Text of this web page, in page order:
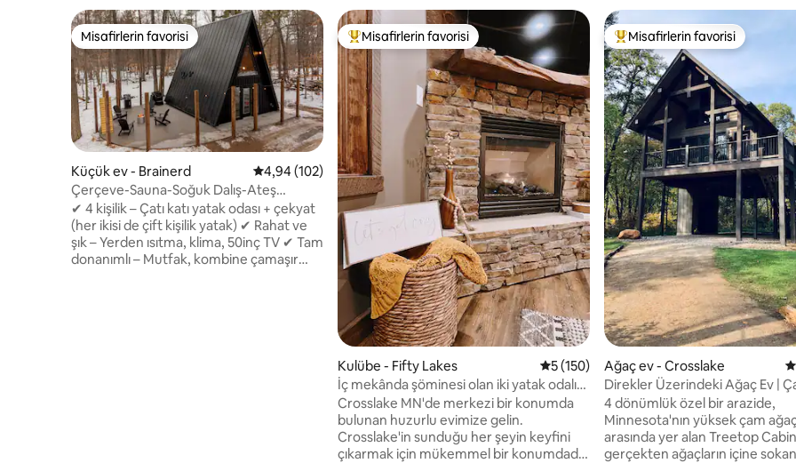
Misafirlerin favorisi
Misafirlerin favorisi
Küçük ev - Brainerd 5 üzerinden ortalama 4,94 puan, 102 değerlendirme
4,94 (102)
Çerçeve-Sauna-Soğuk Dalış-Ateş
Çukuru-İnziva
✔ 4 kişilik – Çatı katı yatak odası + çekyat
(her ikisi de çift kişilik yatak) ✔ Rahat ve
şık – Yerden ısıtma, klima, 50inç TV ✔ Tam
donanımlı – Mutfak, kombine çamaşır
Misafirlerin favorilerinden en beğenilenler arasında
Misafirlerin favorisi
Kulübe - Fifty Lakes 5 üzerinden ortalama 5 puan, 150
5 (150)
İç mekânda şöminesi olan iki yatak odalı
rahat kır evi.
Crosslake MN'de merkezi bir konumda
bulunan huzurlu evimize gelin.
Crosslake'in sunduğu her şeyin keyfini
çıkarmak için mükemmel bir konumdadır.
Misafirlerin favorilerinden en
Misafirlerin favorisi
Ağaç ev - Crosslake 5
Direkler Üzerindeki Ağaç Ev |
Göller, Crosslake
4 dönümlük özel bir arazide,
Minnesota'nın yüksek çam
arasında yer alan Treetop
gerçekten ağaçların içine sokan